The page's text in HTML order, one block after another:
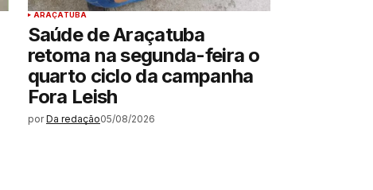
ARAÇATUBA
Saúde de Araçatuba
retoma na segunda-feira o
quarto ciclo da campanha
Fora Leish
por Da redação05/08/2026